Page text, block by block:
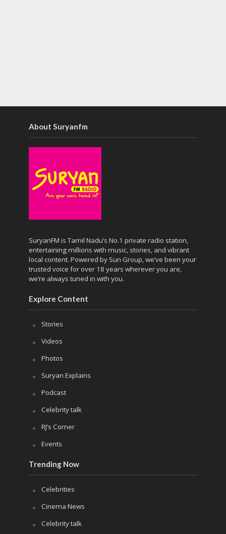
About Suryanfm
SuryanFM is Tamil Nadu’s No.1 private radio station,
entertaining millions with music, stories, and vibrant
local content. Powered by Sun Group, we’ve been your
trusted voice for over 18 years wherever you are,
we’re always tuned in with you.
Explore Content
Stories
Videos
Photos
Suryan Explains
Podcast
Celebrity talk
RJ’s Corner
Events
Trending Now
Celebrities
Cinema News
Celebrity talk